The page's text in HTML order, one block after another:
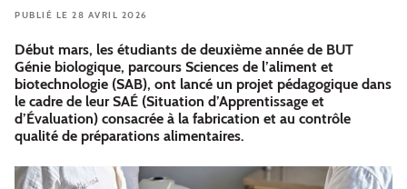
PUBLIÉ LE 28 AVRIL 2026
Début mars, les étudiants de deuxième année de BUT
Génie biologique, parcours Sciences de l’aliment et
biotechnologie (SAB), ont lancé un projet pédagogique dans
le cadre de leur SAÉ (Situation d’Apprentissage et
d’Évaluation) consacrée à la fabrication et au contrôle
qualité de préparations alimentaires.